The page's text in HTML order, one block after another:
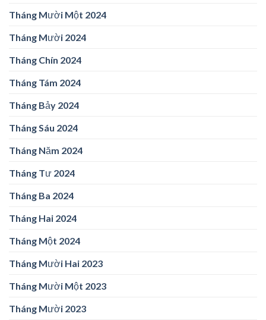
Tháng Mười Một 2024
Tháng Mười 2024
Tháng Chín 2024
Tháng Tám 2024
Tháng Bảy 2024
Tháng Sáu 2024
Tháng Năm 2024
Tháng Tư 2024
Tháng Ba 2024
Tháng Hai 2024
Tháng Một 2024
Tháng Mười Hai 2023
Tháng Mười Một 2023
Tháng Mười 2023